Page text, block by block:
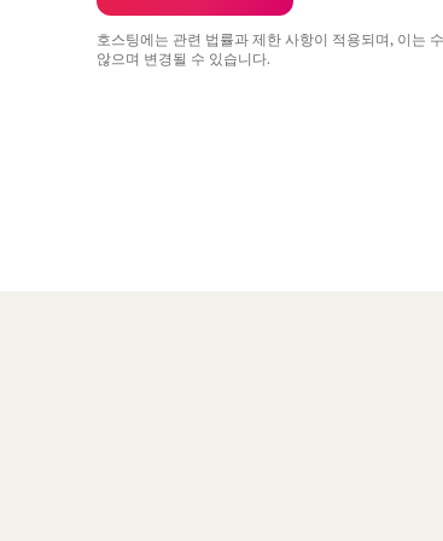
호스팅에는 관련 법률과 제한 사항이 적용되며, 이는
않으며 변경될 수 있습니다.